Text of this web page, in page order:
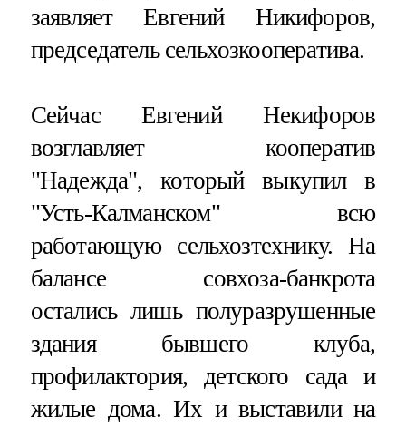
заявляет Евгений Никифоров,
председатель сельхозкооператива.
Сейчас Евгений Некифоров
возглавляет кооператив
"Надежда", который выкупил в
"Усть-Калманском" всю
работающую сельхозтехнику. На
балансе совхоза-банкрота
остались лишь полуразрушенные
здания бывшего клуба,
профилактория, детского сада и
жилые дома. Их и выставили на